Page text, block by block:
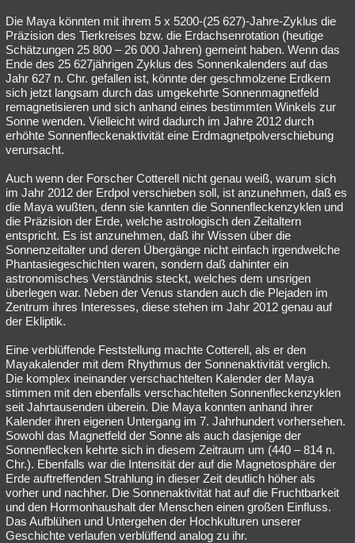
Die Maya könnten mit ihrem 5 x 5200-(25 627)-Jahre-Zyklus die
Präzision des Tierkreises bzw. die Erdachsenrotation (heutige
Schätzungen 25 800 – 26 000 Jahren) gemeint haben. Wenn das
Ende des 25 627jährigen Zyklus des Sonnenkalenders auf das
Jahr 627 n. Chr. gefallen ist, könnte der geschmolzene Erdkern
sich jetzt langsam durch das umgekehrte Sonnenmagnetfeld
remagnetisieren und sich anhand eines bestimmten Winkels zur
Sonne wenden. Vielleicht wird dadurch im Jahre 2012 durch
erhöhte Sonnenfleckenaktivität eine Erdmagnetpolverschiebung
verursacht.
Auch wenn der Forscher Cotterell nicht genau weiß, warum sich
im Jahr 2012 der Erdpol verschieben soll, ist anzunehmen, daß es
die Maya wußten, denn sie kannten die Sonnenfleckenzyklen und
die Präzision der Erde, welche astrologisch den Zeitaltern
entspricht. Es ist anzunehmen, daß ihr Wissen über die
Sonnenzeitalter und deren Übergänge nicht einfach irgendwelche
Phantasiegeschichten waren, sondern daß dahinter ein
astronomisches Verständnis steckt, welches dem unsrigen
überlegen war. Neben der Venus standen auch die Plejaden im
Zentrum ihres Interesses, diese stehen im Jahr 2012 genau auf
der Ekliptik.
Eine verblüffende Feststellung machte Cotterell, als er den
Mayakalender mit dem Rhythmus der Sonnenaktivität verglich.
Die komplex ineinander verschachtelten Kalender der Maya
stimmen mit den ebenfalls verschachtelten Sonnenfleckenzyklen
seit Jahrtausenden überein. Die Maya konnten anhand ihrer
Kalender ihren eigenen Untergang im 7. Jahrhundert vorhersehen.
Sowohl das Magnetfeld der Sonne als auch dasjenige der
Sonnenflecken kehrte sich in diesem Zeitraum um (440 – 814 n.
Chr.). Ebenfalls war die Intensität der auf die Magnetosphäre der
Erde auftreffenden Strahlung in dieser Zeit deutlich höher als
vorher und nachher. Die Sonnenaktivität hat auf die Fruchtbarkeit
und den Hormonhaushalt der Menschen einen großen Einfluss.
Das Aufblühen und Untergehen der Hochkulturen unserer
Geschichte verlaufen verblüffend analog zu ihr.